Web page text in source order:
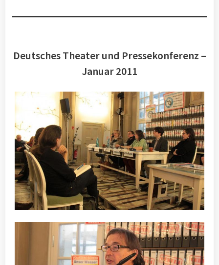
Deutsches Theater und Pressekonferenz –
Januar 2011